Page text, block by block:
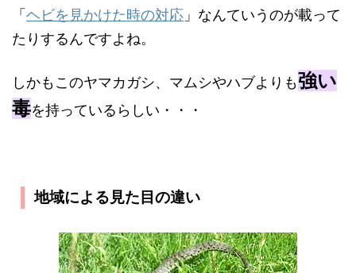
「 ヘビを見かけた時の対応 」なんていうのが載って
たりするんですよね。
しかもこのヤマカガシ、マムシやハブよりも強い
毒を持っているらしい・・・
地域による見た目の違い